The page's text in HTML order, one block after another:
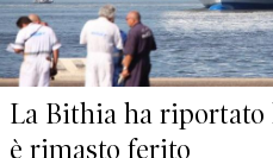
La Bithia ha riportato
è rimasto ferito